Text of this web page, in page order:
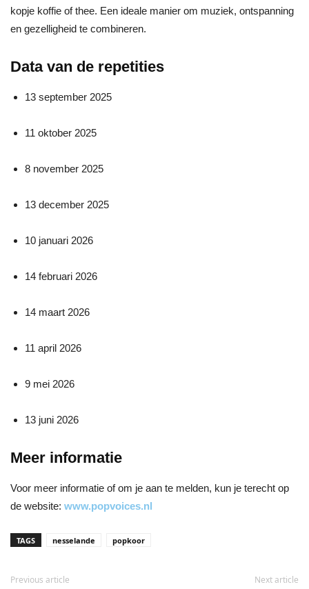
kopje koffie of thee. Een ideale manier om muziek, ontspanning
en gezelligheid te combineren.
Data van de repetities
13 september 2025
11 oktober 2025
8 november 2025
13 december 2025
10 januari 2026
14 februari 2026
14 maart 2026
11 april 2026
9 mei 2026
13 juni 2026
Meer informatie
Voor meer informatie of om je aan te melden, kun je terecht op
de website: www.popvoices.nl
TAGS nesselande popkoor
Previous article Next article